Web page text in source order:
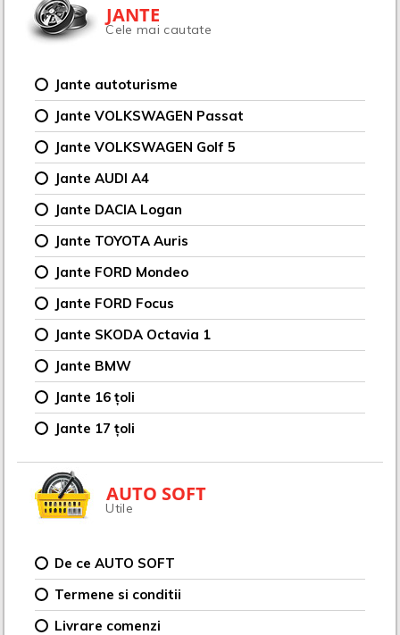
JANTE
Cele mai cautate
Jante autoturisme
Jante VOLKSWAGEN Passat
Jante VOLKSWAGEN Golf 5
Jante AUDI A4
Jante DACIA Logan
Jante TOYOTA Auris
Jante FORD Mondeo
Jante FORD Focus
Jante SKODA Octavia 1
Jante BMW
Jante 16 țoli
Jante 17 țoli
AUTO SOFT
Utile
De ce AUTO SOFT
Termene si conditii
Livrare comenzi